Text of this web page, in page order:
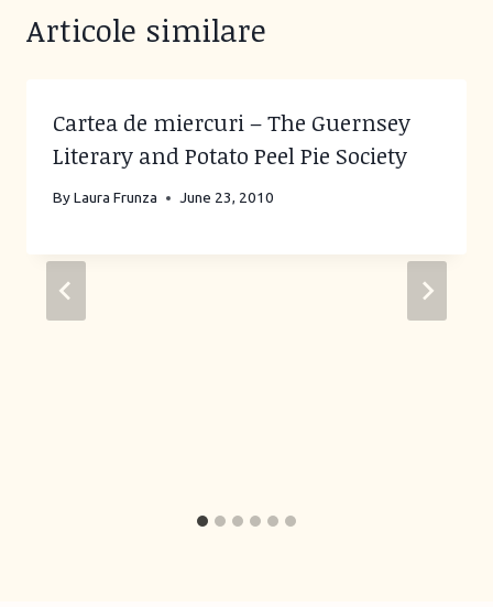
Articole similare
Cartea de miercuri – The Guernsey
Literary and Potato Peel Pie Society
ByLaura Frunza June 23, 2010